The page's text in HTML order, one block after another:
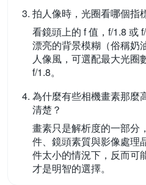
拍人像時，光圈看哪個指
看鏡頭上的 f 值，f/1.8 或
漂亮的背景模糊（俗稱奶
人像風，可選配最大光圈
f/1.8。
為什麼有些相機畫素那麼
清楚？
畫素只是解析度的一部分
件、鏡頭素質與影像處理
件太小的情況下，反而可
才是明智的選擇。